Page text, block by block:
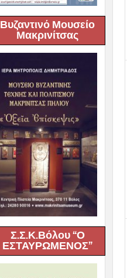
Βυζαντινό Μουσείο
Μακρινίτσας
Σ.Σ.Κ.Βόλου “Ο
ΕΣΤΑΥΡΩΜΕΝΟΣ”